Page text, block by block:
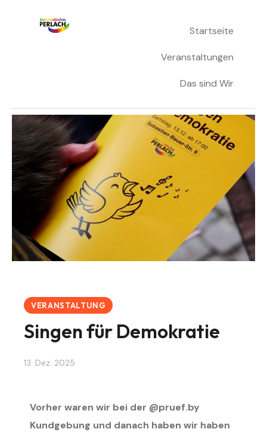
Demokratisches Perlach Startseite
Veranstaltungen
Das sind Wir
VERANSTALTUNG
Singen für Demokratie
13. Dez. 2025
Vorher waren wir bei der @pruef.by
Kundgebung und danach haben wir haben